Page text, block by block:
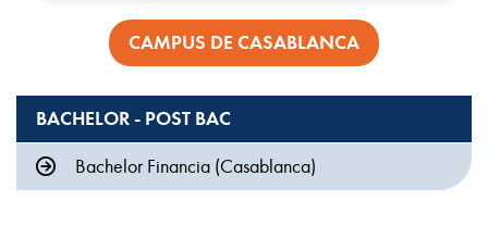
CAMPUS DE CASABLANCA
BACHELOR - POST BAC
Bachelor Financia (Casablanca)